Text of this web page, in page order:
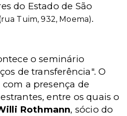
do Estado de São
Tuim, 932, Moema).
o seminário
de transferência". O
a presença de
entre os quais o
Rothmann, sócio do